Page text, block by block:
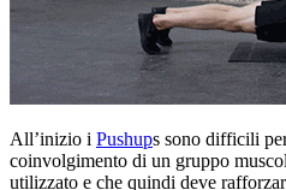
All’inizio i Pushups sono difficili
coinvolgimento di un gruppo
utilizzato e che quindi deve